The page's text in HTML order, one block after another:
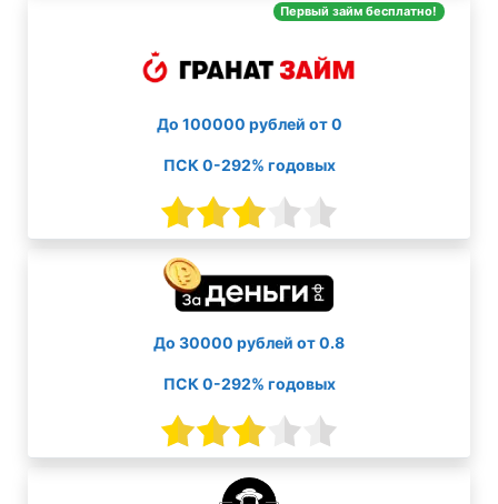
Первый займ бесплатно!
До 100000 рублей от 0
ПСК 0-292% годовых
До 30000 рублей от 0.8
ПСК 0-292% годовых